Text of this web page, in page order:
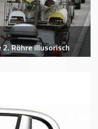
Röhre illusorisch